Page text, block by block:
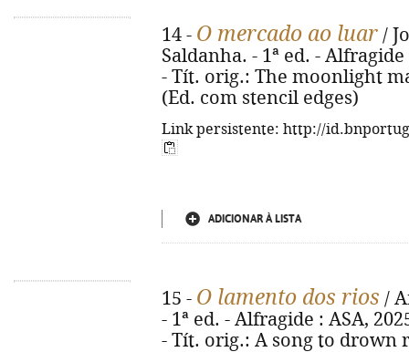
14 - O mercado ao luar /
Saldanha. - 1ª ed. -
- Tít. orig.: The moonlight
(Ed. com stencil edges)
Link persistente: http://
ADICIONAR À LISTA
15 - O lamento dos rios /
- 1ª ed. - Alfragide : ASA,
- Tít. orig.: A song to drown